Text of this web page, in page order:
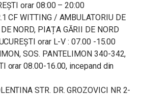
orar 08:00 – 20:00
CF WITTING / AMBULATORIU DE
NORD, PIAȚA GĂRII DE NORD
orar L-V : 07.00 -15.00
SOS. PANTELIMON 340-342,
orar 08.00-16.00, incepand din
STR. DR. GROZOVICI NR 2-